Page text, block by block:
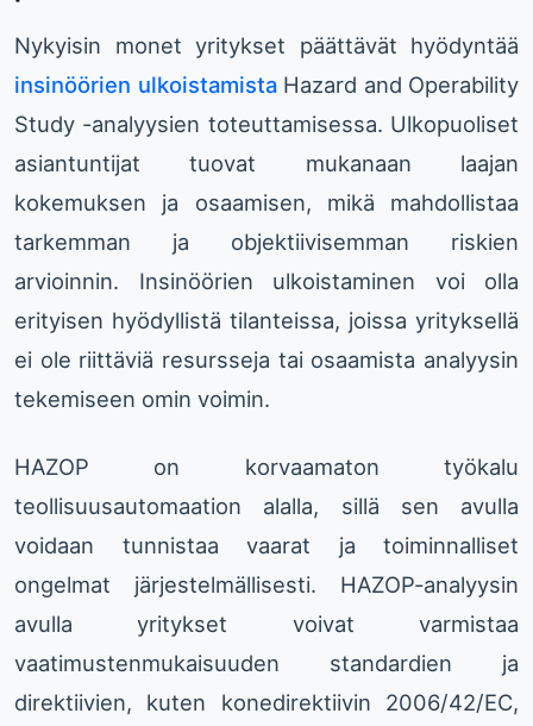
Nykyisin monet yritykset päättävät hyödyntää
insinöörien ulkoistamistaHazard and Operability
Study -analyysien toteuttamisessa. Ulkopuoliset
asiantuntijat tuovat mukanaan laajan
kokemuksen ja osaamisen, mikä mahdollistaa
tarkemman ja objektiivisemman riskien
arvioinnin. Insinöörien ulkoistaminen voi olla
erityisen hyödyllistä tilanteissa, joissa yrityksellä
ei ole riittäviä resursseja tai osaamista analyysin
tekemiseen omin voimin.
HAZOP on korvaamaton työkalu
teollisuusautomaation alalla, sillä sen avulla
voidaan tunnistaa vaarat ja toiminnalliset
ongelmat järjestelmällisesti. HAZOP-analyysin
avulla yritykset voivat varmistaa
vaatimustenmukaisuuden standardien ja
direktiivien, kuten konedirektiivin 2006/42/EC,